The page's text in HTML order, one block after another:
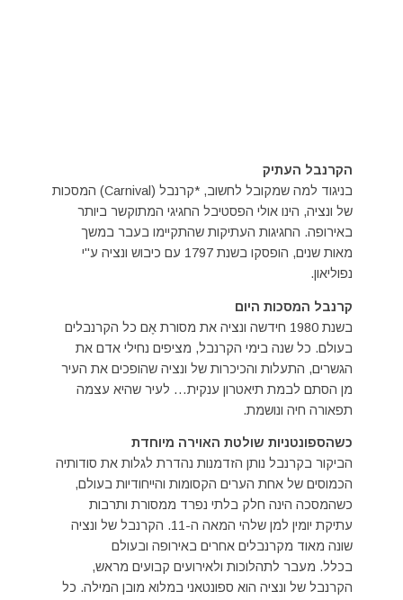
הקרנבל העתיק
בניגוד למה שמקובל לחשוב, *קרנבל (Carnival) המסכות
של ונציה, הינו אולי הפסטיבל החגיגי המתוקשר ביותר
באירופה. החגיגות העתיקות שהתקיימו בעבר במשך
מאות שנים, הופסקו בשנת 1797 עם כיבוש ונציה ע"י
נפוליאון.
קרנבל המסכות היום
בשנת 1980 חידשה ונציה את מסורת אֶם כל הקרנבלים
בעולם. כל שנה בימי הקרנבל, מציפים נחילי אדם את
הגשרים, התעלות והכיכרות של ונציה שהופכים את העיר
מן הסתם לבמת תיאטרון ענקית… לעיר שהיא עצמה
תפאורה חיה ונושמת.
כשהספונטניות שולטת האוירה מיוחדת
הביקור בקרנבל נותן הזדמנות נהדרת לגלות את סודותיה
הכמוסים של אחת הערים הקסומות והייחודיות בעולם,
כשהמסכה הינה חלק בלתי נפרד ממסורת ותרבות
עתיקת יומין למן שלהי המאה ה-11. הקרנבל של ונציה
שונה מאוד מקרנבלים אחרים באירופה ובעולם
בכלל. מעבר לתהלוכות ולאירועים קבועים מראש,
הקרנבל של ונציה הוא ספונטאני במלוא מובן המילה. כל